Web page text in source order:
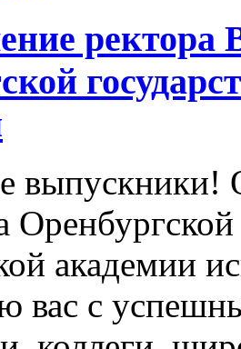
выпускники!
академии
вас с